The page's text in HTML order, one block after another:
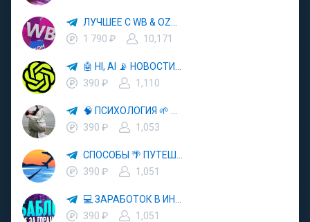
1 790 ₽
10,171
390 ₽
1,110
390 ₽
1,053
390 ₽
1,051
390 ₽
1,051